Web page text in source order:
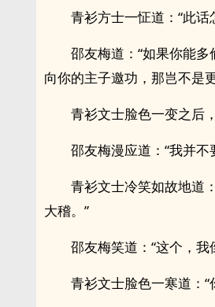
青衫方士一怔道：“此话
邵友梅道：“如果你能
向你的主子邀功，那岂不是
青衫文士脸色一变之后
邵友梅漫应道：“我并不
青衫文士冷笑如故地道
大稽。”
邵友梅笑道：“这个，
青衫文士脸色一寒道：“